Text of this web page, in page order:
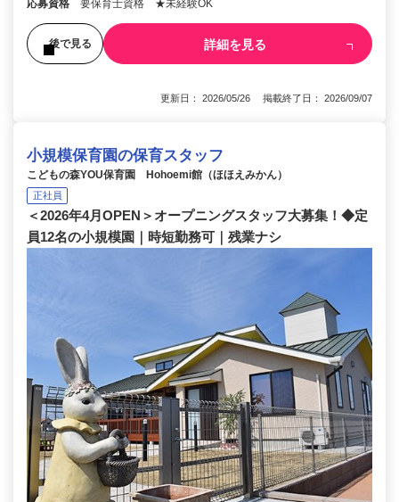
応募資格 要保育士資格 ★未経験OK
後で見る 詳細を見る
更新日： 2026/05/26 掲載終了日： 2026/09/07
小規模保育園の保育スタッフ
こどもの森YOU保育園 Hohoemi館（ほほえみかん）
正社員
＜2026年4月OPEN＞オープニングスタッフ大募集！◆定
員12名の小規模園｜時短勤務可｜残業ナシ